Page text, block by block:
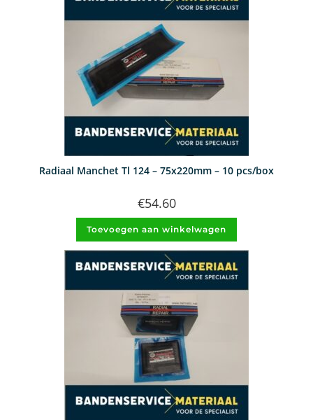
Radiaal Manchet Tl 124 – 75x220mm – 10 pcs/box
€54.60
Toevoegen aan winkelwagen